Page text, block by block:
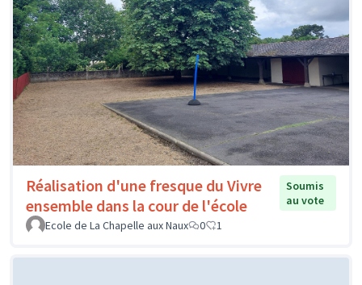
Réalisation d'une fresque du Vivre
ensemble dans la cour de l'école
Soumis
au vote
Ecole de La Chapelle aux Naux
0 1